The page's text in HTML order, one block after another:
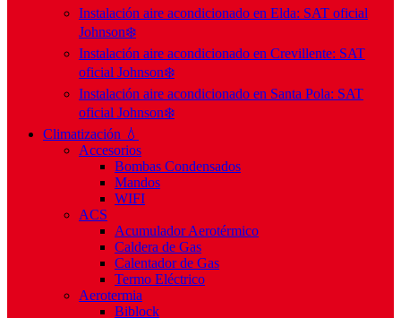
Instalación aire acondicionado en Elda: SAT oficial
Johnson❄️
Instalación aire acondicionado en Crevillente: SAT
oficial Johnson❄️
Instalación aire acondicionado en Santa Pola: SAT
oficial Johnson❄️
Climatización 💧
Accesorios
Bombas Condensados
Mandos
WIFI
ACS
Acumulador Aerotérmico
Caldera de Gas
Calentador de Gas
Termo Eléctrico
Aerotermia
Biblock